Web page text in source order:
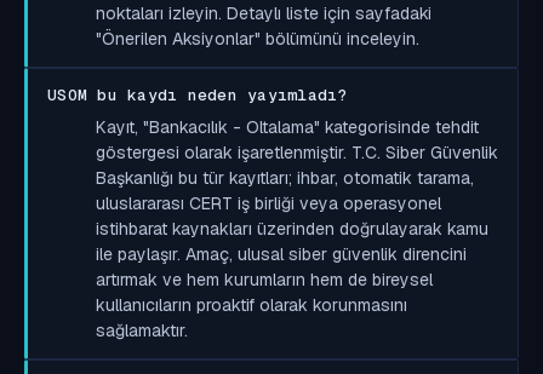
noktaları izleyin. Detaylı liste için sayfadaki
"Önerilen Aksiyonlar" bölümünü inceleyin.
USOM bu kaydı neden yayımladı?
Kayıt, "Bankacılık - Oltalama" kategorisinde tehdit
göstergesi olarak işaretlenmiştir. T.C. Siber Güvenlik
Başkanlığı bu tür kayıtları; ihbar, otomatik tarama,
uluslararası CERT iş birliği veya operasyonel
istihbarat kaynakları üzerinden doğrulayarak kamu
ile paylaşır. Amaç, ulusal siber güvenlik direncini
artırmak ve hem kurumların hem de bireysel
kullanıcıların proaktif olarak korunmasını
sağlamaktır.